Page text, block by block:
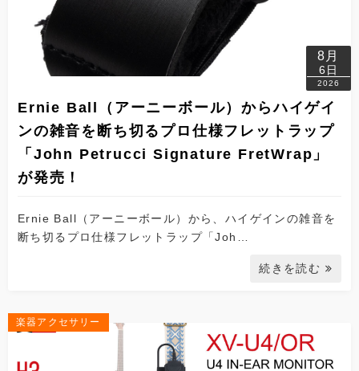
8月
6日
2026
Ernie Ball（アーニーボール）からハイゲイ
ンの雑音を断ち切るプロ仕様フレットラップ
「John Petrucci Signature FretWrap」
が発売！
Ernie Ball（アーニーボール）から、ハイゲインの雑音を
断ち切るプロ仕様フレットラップ「Joh…
続きを読む
楽器アクセサリー